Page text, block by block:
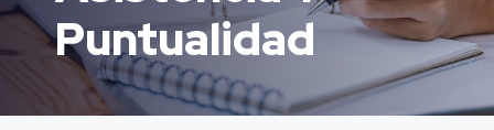
Puntualidad